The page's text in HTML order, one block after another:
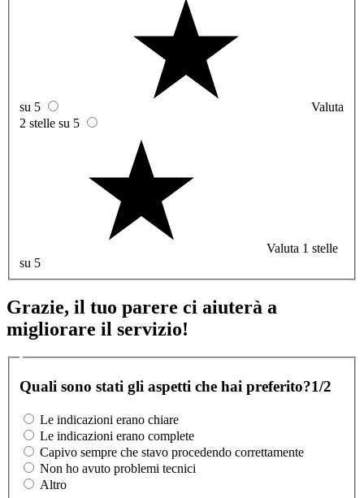
su 5
Valuta
2 stelle su 5
Valuta 1 stelle
su 5
Grazie, il tuo parere ci aiuterà a
migliorare il servizio!
Quali sono stati gli aspetti che hai preferito?1/2
Le indicazioni erano chiare
Le indicazioni erano complete
Capivo sempre che stavo procedendo correttamente
Non ho avuto problemi tecnici
Altro